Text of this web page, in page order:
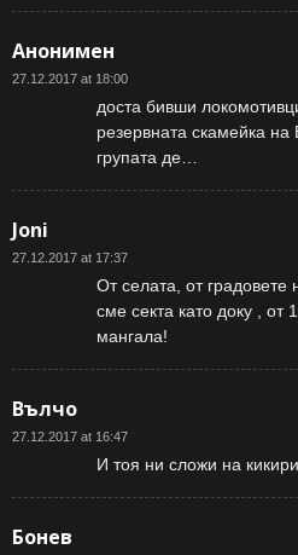
Анонимен
27.12.2017 at 18:00
доста бивши
резервната скамейка
групата де…
Joni
27.12.2017 at 17:37
От селата, от
сме секта като доку , от
мангала!
Вълчо
27.12.2017 at 16:47
И тоя ни сложи на
Бонев